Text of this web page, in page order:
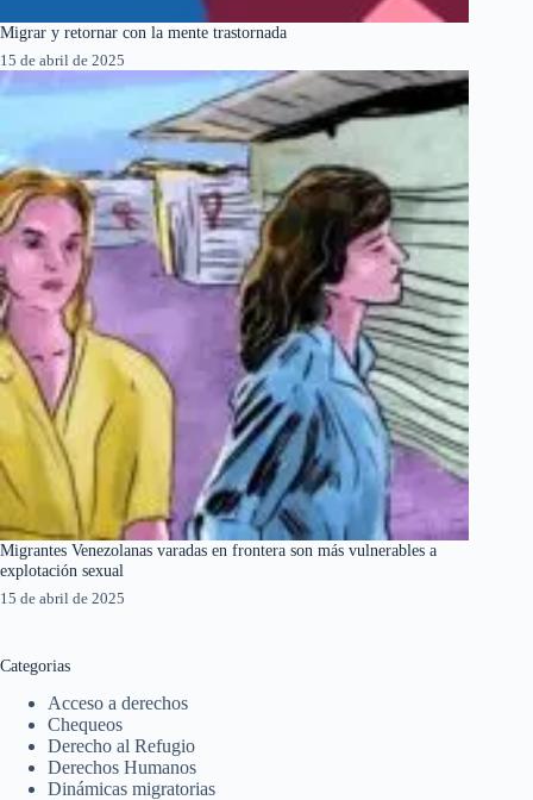
Migrar y retornar con la mente trastornada
15 de abril de 2025
Migrantes Venezolanas varadas en frontera son más vulnerables a
explotación sexual
15 de abril de 2025
Categorias
Acceso a derechos
Chequeos
Derecho al Refugio
Derechos Humanos
Dinámicas migratorias